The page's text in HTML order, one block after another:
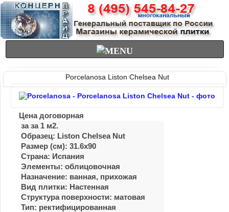
Porcelanosa Liston Chelsea Nut
Цена договорная
за за 1 м2.
Образец: Liston Chelsea Nut
Размер (см): 31.6x90
Страна: Испания
Элементы: облицовочная
Назначение: ванная, прихожая
Вид плитки: Настенная
Структура поверхности: матовая
Тип: ректифицированная